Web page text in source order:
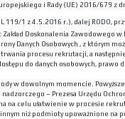
i Rady (UE) 2016/679 z
119/1 z 4.5.2016 r.), dalej RODO,
Doskonalenia Zawodowego
Danych Osobowych , z którym
procesu rekrutacji, a
do danych osobowych,
w dowolnym momencie.
– Prezesa Urzędu
na celu ułatwienie w procesie
niż podmioty upoważnione na